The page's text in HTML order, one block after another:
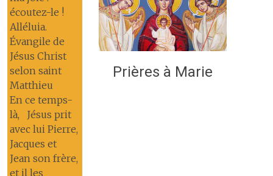
écoutez-le !
Alléluia.
Évangile de
Jésus Christ
selon saint
Matthieu
En ce temps-
là, Jésus prit
avec lui Pierre,
Jacques et
Jean son frère,
et il les
Prières à Marie